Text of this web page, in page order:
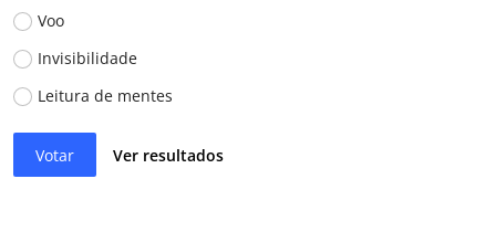
Voo
Invisibilidade
Leitura de mentes
Votar Ver resultados